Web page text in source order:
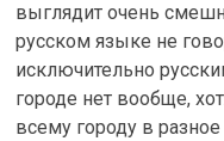
выглядит очень
русском языке не
исключительно
городе нет вообще,
всему городу в